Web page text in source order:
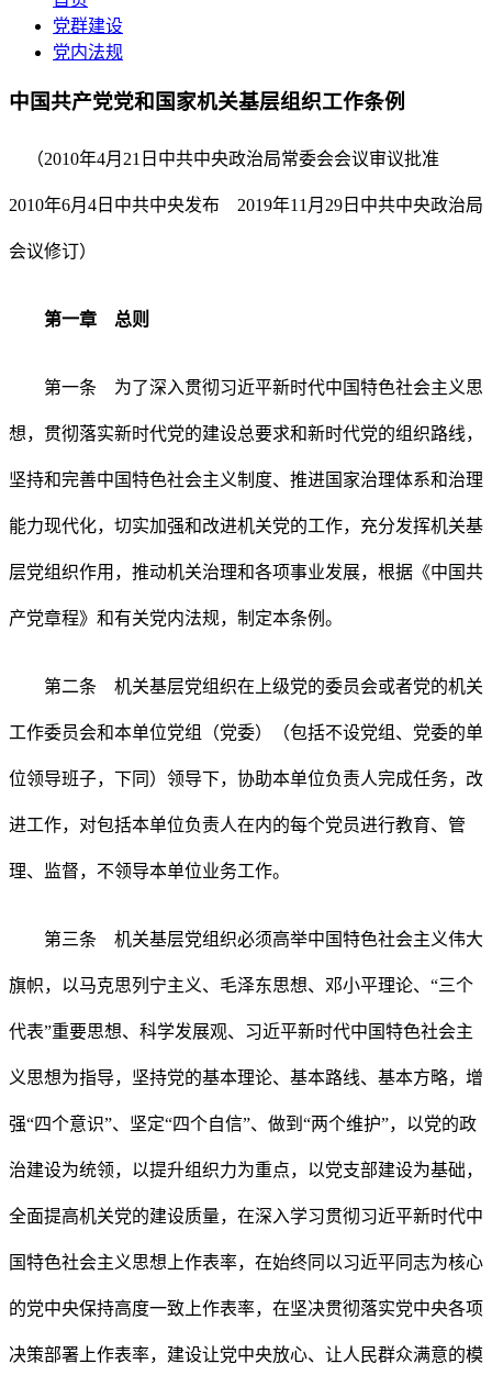
党群建设
党内法规
中国共产党党和国家机关基层组织工作条例
（2010年4月21日中共中央政治局常委会会议审议批准
2010年6月4日中共中央发布 2019年11月29日中共中央政治局
会议修订）
第一章 总则
第一条 为了深入贯彻习近平新时代中国特色社会主义思
想，贯彻落实新时代党的建设总要求和新时代党的组织路线，
坚持和完善中国特色社会主义制度、推进国家治理体系和治理
能力现代化，切实加强和改进机关党的工作，充分发挥机关基
层党组织作用，推动机关治理和各项事业发展，根据《中国共
产党章程》和有关党内法规，制定本条例。
第二条 机关基层党组织在上级党的委员会或者党的机关
工作委员会和本单位党组（党委）（包括不设党组、党委的单
位领导班子，下同）领导下，协助本单位负责人完成任务，改
进工作，对包括本单位负责人在内的每个党员进行教育、管
理、监督，不领导本单位业务工作。
第三条 机关基层党组织必须高举中国特色社会主义伟大
旗帜，以马克思列宁主义、毛泽东思想、邓小平理论、“三个
代表”重要思想、科学发展观、习近平新时代中国特色社会主
义思想为指导，坚持党的基本理论、基本路线、基本方略，增
强“四个意识”、坚定“四个自信”、做到“两个维护”，以党的政
治建设为统领，以提升组织力为重点，以党支部建设为基础，
全面提高机关党的建设质量，在深入学习贯彻习近平新时代中
国特色社会主义思想上作表率，在始终同以习近平同志为核心
的党中央保持高度一致上作表率，在坚决贯彻落实党中央各项
决策部署上作表率，建设让党中央放心、让人民群众满意的模